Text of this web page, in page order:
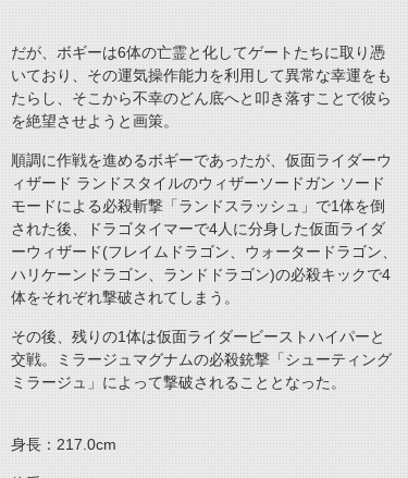
だが、ボギーは6体の亡霊と化してゲートたちに取り憑
いており、その運気操作能力を利用して異常な幸運をも
たらし、そこから不幸のどん底へと叩き落すことで彼ら
を絶望させようと画策。
順調に作戦を進めるボギーであったが、仮面ライダーウ
ィザード ランドスタイルのウィザーソードガン ソード
モードによる必殺斬撃「ランドスラッシュ」で1体を倒
された後、ドラゴタイマーで4人に分身した仮面ライダ
ーウィザード(フレイムドラゴン、ウォータードラゴン、
ハリケーンドラゴン、ランドドラゴン)の必殺キックで4
体をそれぞれ撃破されてしまう。
その後、残りの1体は仮面ライダービーストハイパーと
交戦。ミラージュマグナムの必殺銃撃「シューティング
ミラージュ」によって撃破されることとなった。
身長：217.0cm